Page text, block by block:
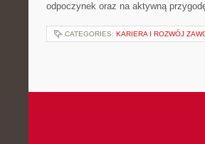
odpoczynek oraz na aktywną
CATEGORIES: KARIERA I ROZWÓJ